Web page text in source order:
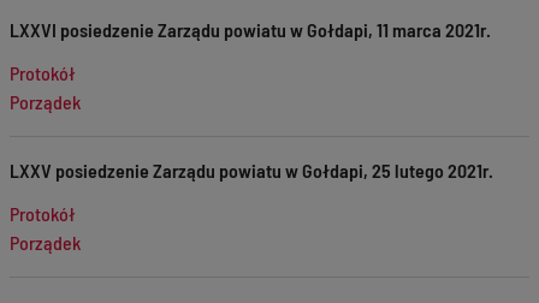
LXXVI posiedzenie Zarządu powiatu w Gołdapi, 11 marca 2021r.
Protokół
Porządek
LXXV posiedzenie Zarządu powiatu w Gołdapi, 25 lutego 2021r.
Protokół
Porządek